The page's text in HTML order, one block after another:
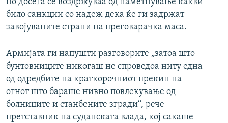
било санкции со надеж дека ќе ги задржат
завојуваните страни на преговарачка маса.
Армијата ги напушти разговорите „затоа што
бунтовниците никогаш не спроведоа ниту една
од одредбите на краткорочниот прекин на
огнот што бараше нивно повлекување од
болниците и станбените згради“, рече
претставник на суданската влада, кој сакаше